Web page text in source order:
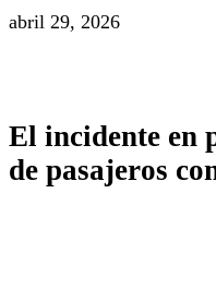
abril 29, 2026
El incidente en
de pasajeros